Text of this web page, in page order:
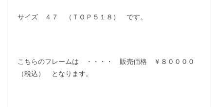
サイズ ４７ （ＴＯＰ５１８） です。
こちらのフレームは ・・・・ 販売価格 ￥８００００
（税込） となります。